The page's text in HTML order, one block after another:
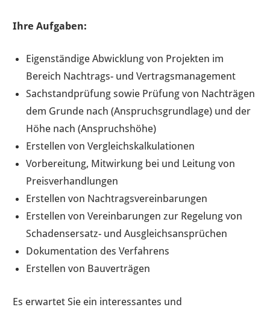
Ihre Aufgaben:
Eigenständige Abwicklung von Projekten im
Bereich Nachtrags- und Vertragsmanagement
Sachstandprüfung sowie Prüfung von Nachträgen
dem Grunde nach (Anspruchsgrundlage) und der
Höhe nach (Anspruchshöhe)
Erstellen von Vergleichskalkulationen
Vorbereitung, Mitwirkung bei und Leitung von
Preisverhandlungen
Erstellen von Nachtragsvereinbarungen
Erstellen von Vereinbarungen zur Regelung von
Schadensersatz- und Ausgleichsansprüchen
Dokumentation des Verfahrens
Erstellen von Bauverträgen
Es erwartet Sie ein interessantes und